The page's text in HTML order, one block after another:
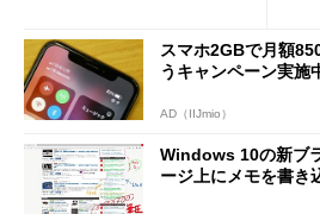
スマホ2GBで月額
うキャンペーン実施
AD（IIJmio）
Windows 10の新ブ
ージ上にメモを書き